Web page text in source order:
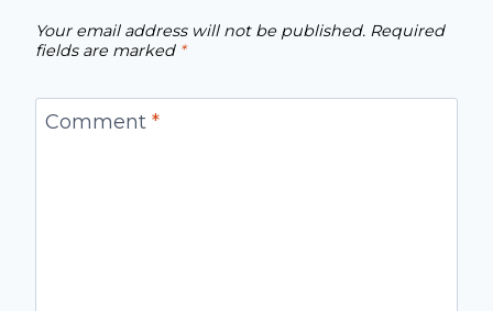
Your email address will not be published. Required
fields are marked *
Comment *